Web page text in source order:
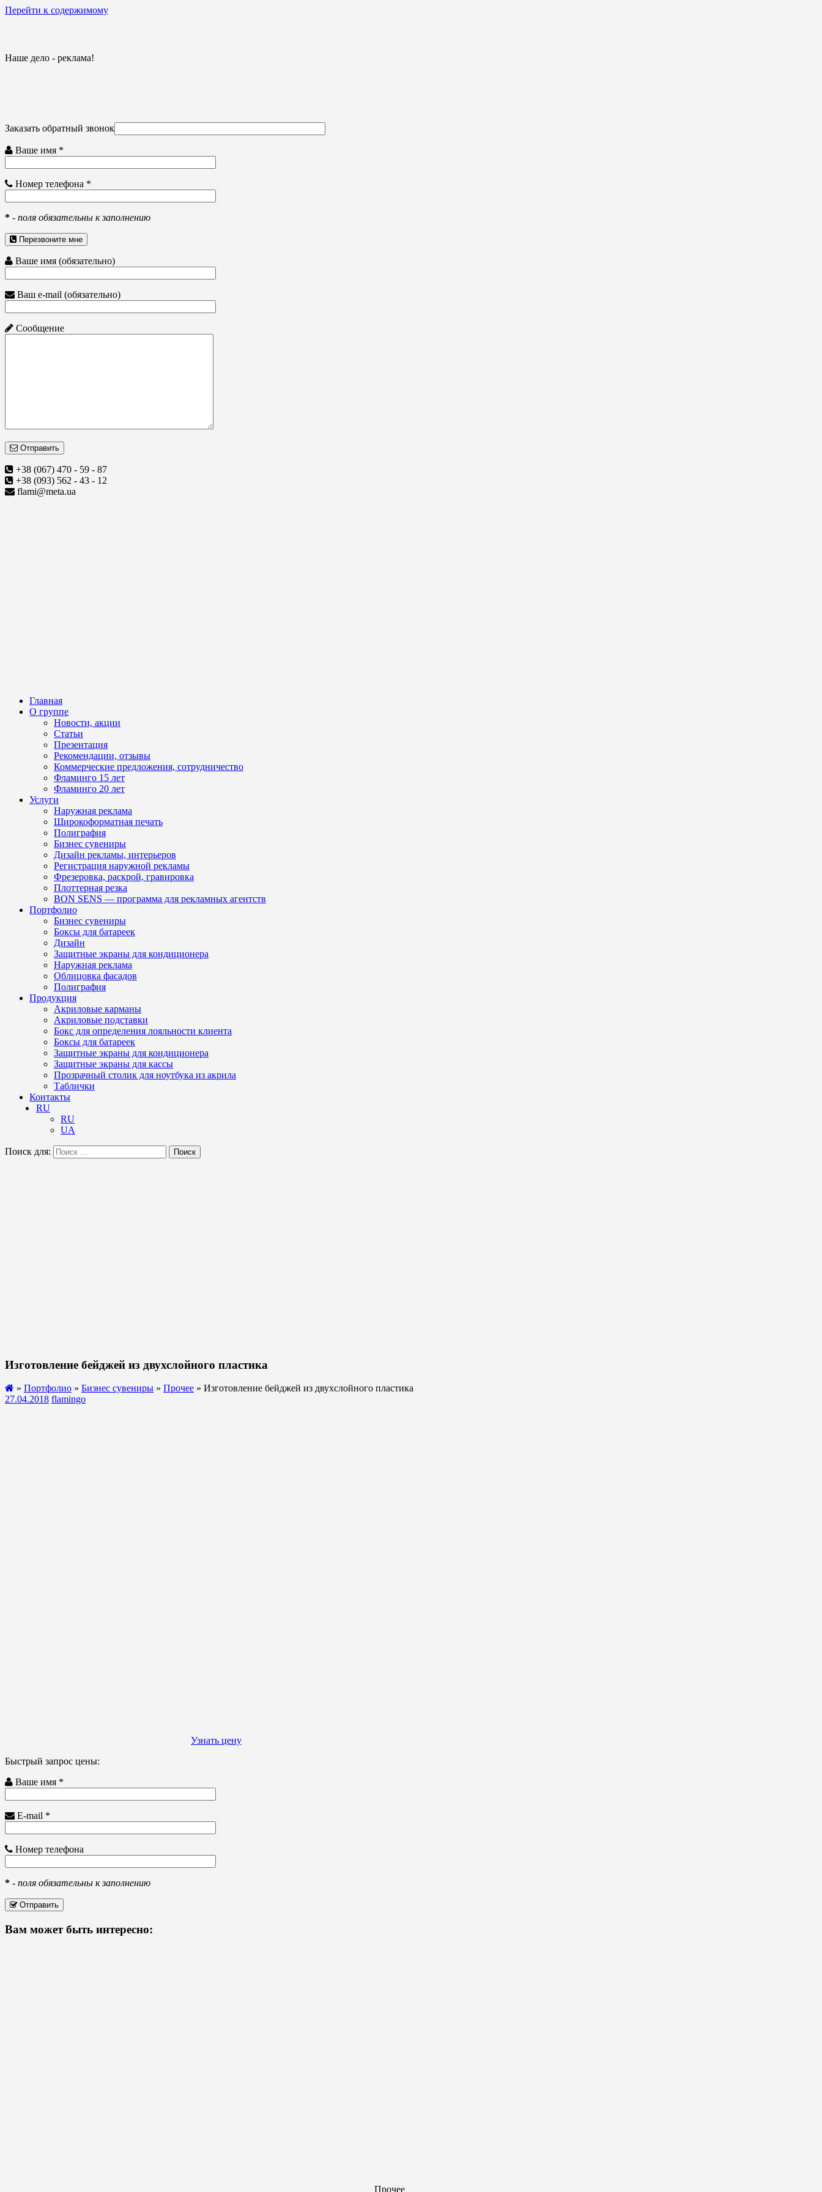
Перейти к содержимому
Наше дело - реклама!
Заказать обратный звонок
Ваше имя *
Номер телефона *
* - поля обязательны к заполнению
Перезвоните мне
Ваше имя (обязательно)
Ваш e-mail (обязательно)
Сообщение
Отправить
+38 (067) 470 - 59 - 87
+38 (093) 562 - 43 - 12
flami@meta.ua
Главная
О группе
Новости, акции
Статьи
Презентация
Рекомендации, отзывы
Коммерческие предложения, сотрудничество
Фламинго 15 лет
Фламинго 20 лет
Услуги
Наружная реклама
Широкоформатная печать
Полиграфия
Бизнес сувениры
Дизайн рекламы, интерьеров
Регистрация наружной рекламы
Фрезеровка, раскрой, гравировка
Плоттерная резка
BON SENS — программа для рекламных агентств
Портфолио
Бизнес сувениры
Боксы для батареек
Дизайн
Защитные экраны для кондиционера
Наружная реклама
Облицовка фасадов
Полиграфия
Продукция
Акриловые карманы
Акриловые подставки
Бокс для определения лояльности клиента
Боксы для батареек
Защитные экраны для кондиционера
Защитные экраны для кассы
Прозрачный столик для ноутбука из акрила
Таблички
Контакты
RU
RU
UA
Поиск для: Поиск
Изготовление бейджей из двухслойного пластика
» Портфолио » Бизнес сувениры » Прочее » Изготовление бейджей из двухслойного пластика
27.04.2018 flamingo
Узнать цену
Быстрый запрос цены:
Ваше имя *
E-mail *
Номер телефона
* - поля обязательны к заполнению
Отправить
Вам может быть интересно:
Прочее